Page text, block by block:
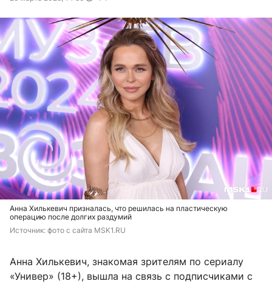
Анна Хилькевич призналась, что решилась на пластическую
операцию после долгих раздумий
Источник: фото с сайта MSK1.RU
Анна Хилькевич, знакомая зрителям по сериалу
«Универ» (18+), вышла на связь с подписчиками с